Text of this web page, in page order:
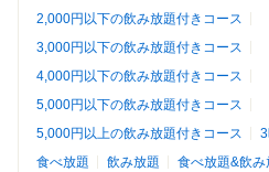
2,000円以下の飲み放題付きコース
3,000円以下の飲み放題付きコース
4,000円以下の飲み放題付きコース
5,000円以下の飲み放題付きコース
5,000円以上の飲み放題付きコース
食べ放題
飲み放題 食べ放題&飲み